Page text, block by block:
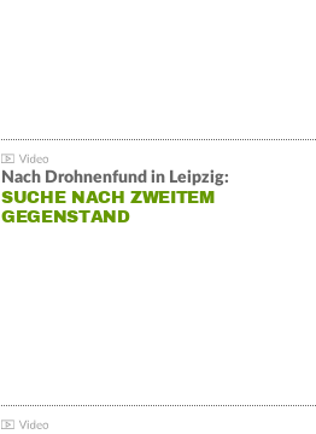
Nach Drohnenfund in Leipzig:
SUCHE NACH ZWEITEM
GEGENSTAND